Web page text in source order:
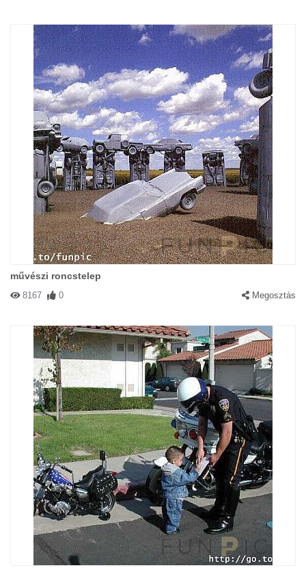
művészi roncstelep
8167 0 Megosztás